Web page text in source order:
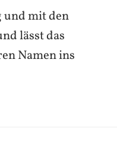
und mit den
lässt das
Namen ins